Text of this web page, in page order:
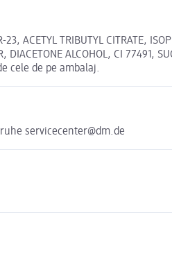
23, ACETYL TRIBUTYL CITRATE,
DIACETONE ALCOHOL, CI 77491,
cele de pe ambalaj.
servicecenter@dm.de